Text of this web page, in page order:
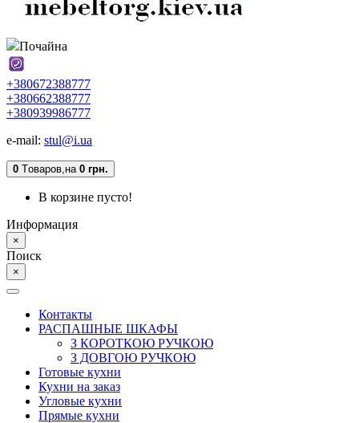
Почайна
+380672388777
+380662388777
+380939986777
e-mail: stul@i.ua
0 Tоваров,на 0 грн.
В корзине пусто!
Информация
×
Поиск
×
Контакты
РАСПАШНЫЕ ШКАФЫ
З КОРОТКОЮ РУЧКОЮ
З ДОВГОЮ РУЧКОЮ
Готовые кухни
Кухни на заказ
Угловые кухни
Прямые кухни